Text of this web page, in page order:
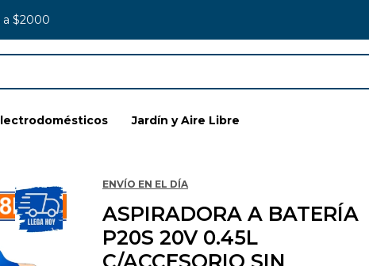
Jardín y Aire Libre
a $2000
ENVÍO EN EL DÍA
ASPIRADORA A BATERÍA
P20S 20V 0.45L
C/ACCESORIO SIN